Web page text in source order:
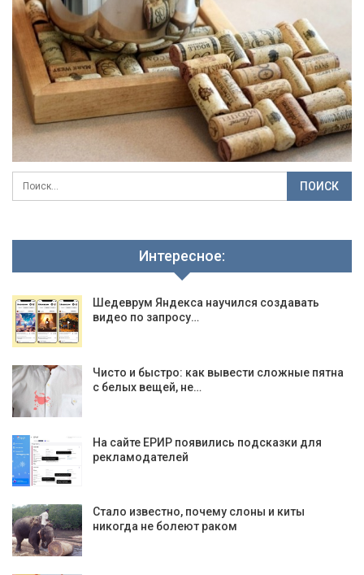
Интересное:
Шедеврум Яндекса научился создавать
видео по запросу…
Чисто и быстро: как вывести сложные пятна
с белых вещей, не…
На сайте ЕРИР появились подсказки для
рекламодателей
Стало известно, почему слоны и киты
никогда не болеют раком